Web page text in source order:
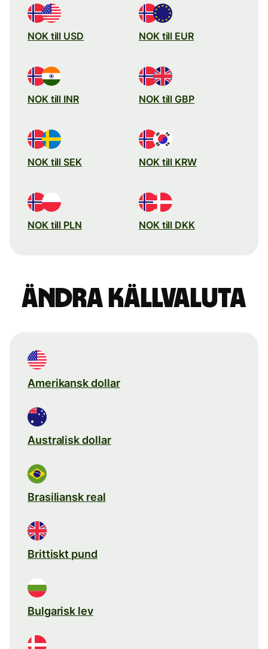
NOK till USD NOK till EUR
NOK till INR NOK till GBP
NOK till SEK NOK till KRW
NOK till PLN NOK till DKK
Ändra källvaluta
Amerikansk dollar
Australisk dollar
Brasiliansk real
Brittiskt pund
Bulgarisk lev